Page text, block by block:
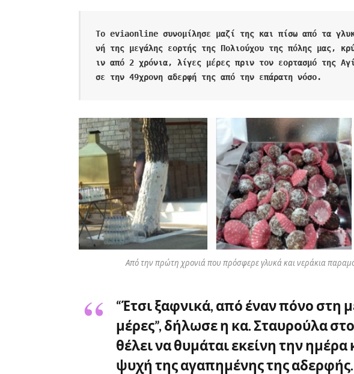
Το eviaonline συνομίλησε μαζί της και πίσω από τα
νή της μεγάλης εορτής της Πολιούχου της πόλης μας,
ιν από 2 χρόνια, λίγες μέρες πριν τον εορτασμό της
σε την 49χρονη αδερφή της από την επάρατη νόσο.
Από την πρώτη χρονιά που πρόσφερε γλυκά και νεράκια
“Έτσι ξαφνικά, από έναν πόνο στη
μέρες”, δήλωσε η κα. Σταυρούλα
θέλει να θυμάται εκείνη την ημέρα
ψυχή της αγαπημένης της